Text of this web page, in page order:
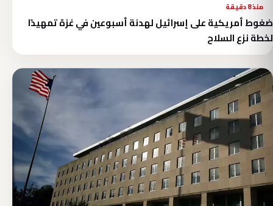
منذ 8 دقيقة
ضغوط أمريكية على إسرائيل لهدنة أسبوعين في غزة تمهيدًا
لخطة نزع السلاح